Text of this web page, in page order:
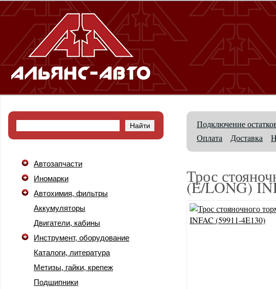
Автозапчасти
Иномарки
Автохимия, фильтры
Аккумуляторы
Двигатели, кабины
Инструмент, оборудование
Каталоги, литература
Метизы, гайки, крепеж
Подшипники
Подключение
Оплата
Доставка
Трос
(E/LONG)